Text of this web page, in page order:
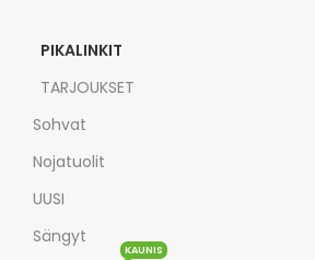
PIKALINKIT
TARJOUKSET
Sohvat
Nojatuolit
UUSI
Sängyt
KAUNIS